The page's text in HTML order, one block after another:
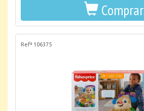
Comprar
Refª 106375